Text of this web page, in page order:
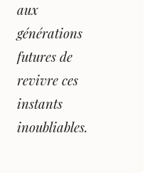
aux
générations
futures de
revivre ces
instants
inoubliables.